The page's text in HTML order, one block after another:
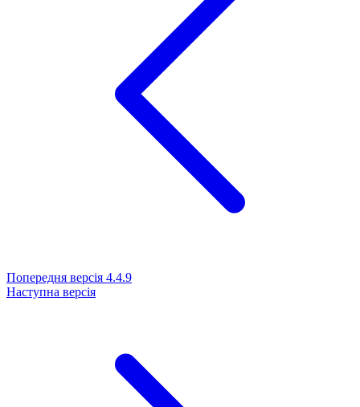
Попередня версія 4.4.9
Наступна версія